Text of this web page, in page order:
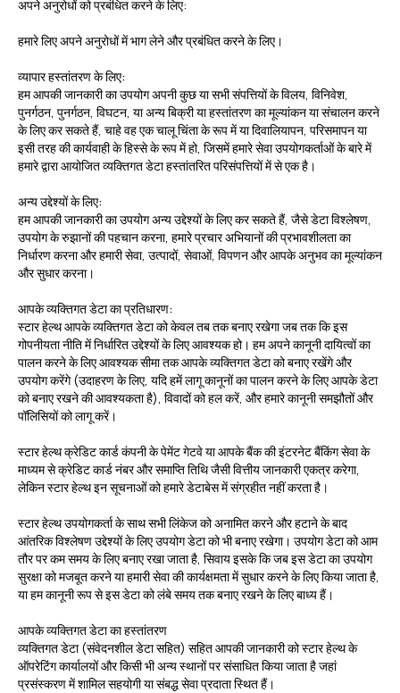
अपने अनुरोधों को प्रबंधित करने के लिए:
हमारे लिए अपने अनुरोधों में भाग लेने और प्रबंधित करने के लिए।
व्यापार हस्तांतरण के लिए:
हम आपकी जानकारी का उपयोग अपनी कुछ या सभी संपत्तियों के विलय, विनिवेश,
पुनर्गठन, पुनर्गठन, विघटन, या अन्य बिक्री या हस्तांतरण का मूल्यांकन या संचालन करने
के लिए कर सकते हैं, चाहे वह एक चालू चिंता के रूप में या दिवालियापन, परिसमापन या
इसी तरह की कार्यवाही के हिस्से के रूप में हो, जिसमें हमारे सेवा उपयोगकर्ताओं के बारे में
हमारे द्वारा आयोजित व्यक्तिगत डेटा हस्तांतरित परिसंपत्तियों में से एक है।
अन्य उद्देश्यों के लिए:
हम आपकी जानकारी का उपयोग अन्य उद्देश्यों के लिए कर सकते हैं, जैसे डेटा विश्लेषण,
उपयोग के रुझानों की पहचान करना, हमारे प्रचार अभियानों की प्रभावशीलता का
निर्धारण करना और हमारी सेवा, उत्पादों, सेवाओं, विपणन और आपके अनुभव का मूल्यांकन
और सुधार करना।
आपके व्यक्तिगत डेटा का प्रतिधारण:
स्टार हेल्थ आपके व्यक्तिगत डेटा को केवल तब तक बनाए रखेगा जब तक कि इस
गोपनीयता नीति में निर्धारित उद्देश्यों के लिए आवश्यक हो। हम अपने कानूनी दायित्वों का
पालन करने के लिए आवश्यक सीमा तक आपके व्यक्तिगत डेटा को बनाए रखेंगे और
उपयोग करेंगे (उदाहरण के लिए, यदि हमें लागू कानूनों का पालन करने के लिए आपके डेटा
को बनाए रखने की आवश्यकता है), विवादों को हल करें, और हमारे कानूनी समझौतों और
पॉलिसियों को लागू करें।
स्टार हेल्थ क्रेडिट कार्ड कंपनी के पेमेंट गेटवे या आपके बैंक की इंटरनेट बैंकिंग सेवा के
माध्यम से क्रेडिट कार्ड नंबर और समाप्ति तिथि जैसी वित्तीय जानकारी एकत्र करेगा,
लेकिन स्टार हेल्थ इन सूचनाओं को हमारे डेटाबेस में संग्रहीत नहीं करता है।
स्टार हेल्थ उपयोगकर्ता के साथ सभी लिंकेज को अनामित करने और हटाने के बाद
आंतरिक विश्लेषण उद्देश्यों के लिए उपयोग डेटा को भी बनाए रखेगा। उपयोग डेटा को आम
तौर पर कम समय के लिए बनाए रखा जाता है, सिवाय इसके कि जब इस डेटा का उपयोग
सुरक्षा को मजबूत करने या हमारी सेवा की कार्यक्षमता में सुधार करने के लिए किया जाता है,
या हम कानूनी रूप से इस डेटा को लंबे समय तक बनाए रखने के लिए बाध्य हैं।
आपके व्यक्तिगत डेटा का हस्तांतरण
व्यक्तिगत डेटा (संवेदनशील डेटा सहित) सहित आपकी जानकारी को स्टार हेल्थ के
ऑपरेटिंग कार्यालयों और किसी भी अन्य स्थानों पर संसाधित किया जाता है जहां
प्रसंस्करण में शामिल सहयोगी या संबद्ध सेवा प्रदाता स्थित हैं।